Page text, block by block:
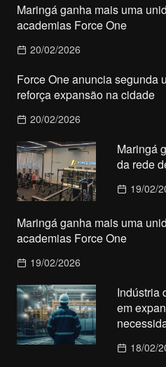
Maringá ganha mais uma
academias Force One
20/02/2026
Force One anuncia segunda
reforça expansão na cidade
20/02/2026
Maringá
da rede
19/02/
Maringá ganha mais uma
academias Force One
19/02/2026
Indústria
em
18/02/